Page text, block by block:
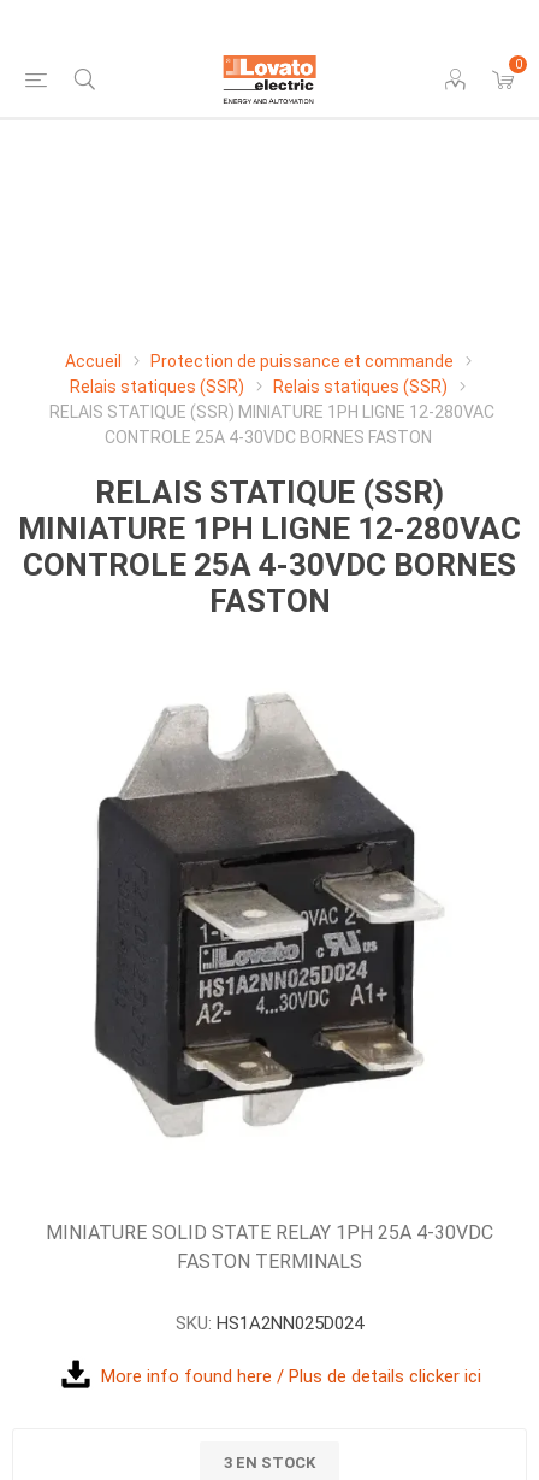
0
Accueil
Protection de puissance et commande
Relais statiques (SSR)
Relais statiques (SSR)
RELAIS STATIQUE (SSR) MINIATURE 1PH LIGNE 12-280VAC
CONTROLE 25A 4-30VDC BORNES FASTON
RELAIS STATIQUE (SSR)
MINIATURE 1PH LIGNE 12-280VAC
CONTROLE 25A 4-30VDC BORNES
FASTON
MINIATURE SOLID STATE RELAY 1PH 25A 4-30VDC
FASTON TERMINALS
SKU: HS1A2NN025D024
More info found here / Plus de details clicker ici
3 EN STOCK